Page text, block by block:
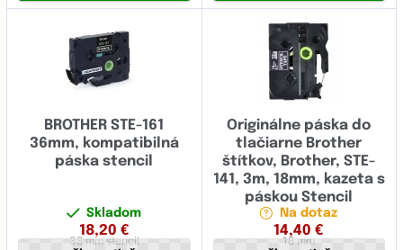
BROTHER STE-161
36mm, kompatibilná
páska stencil
Skladom
18,20 €
38 mmstencil
Originálne páska do
tlačiarne Brother
štítkov, Brother, STE-
141, 3m, 18mm, kazeta s
páskou Stencil
Na dotaz
14,40 €
18 mm